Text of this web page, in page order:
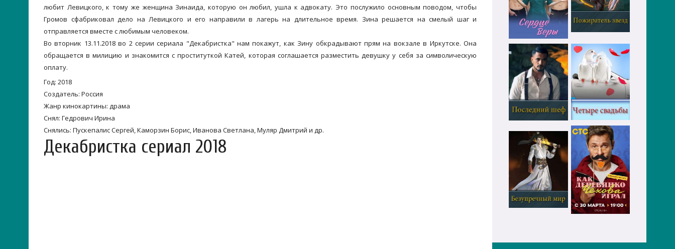
любит Левицкого, к тому же женщина Зинаида, которую он любил, ушла к адвокату. Это послужило основным поводом, чтобы
Громов сфабриковал дело на Левицкого и его направили в лагерь на длительное время. Зина решается на смелый шаг и
отправляется вместе с любимым человеком.
Во вторник 13.11.2018 во 2 серии сериала "Декабристка" нам покажут, как Зину обкрадывают прям на вокзале в Иркутске. Она
обращается в милицию и знакомится с проституткой Катей, которая соглашается разместить девушку у себя за символическую
оплату.
Год: 2018
Создатель: Россия
Жанр кинокартины: драма
Снял: Гедрович Ирина
Снялись: Пускепалис Сергей, Каморзин Борис, Иванова Светлана, Муляр Дмитрий и др.
Декабристка сериал 2018